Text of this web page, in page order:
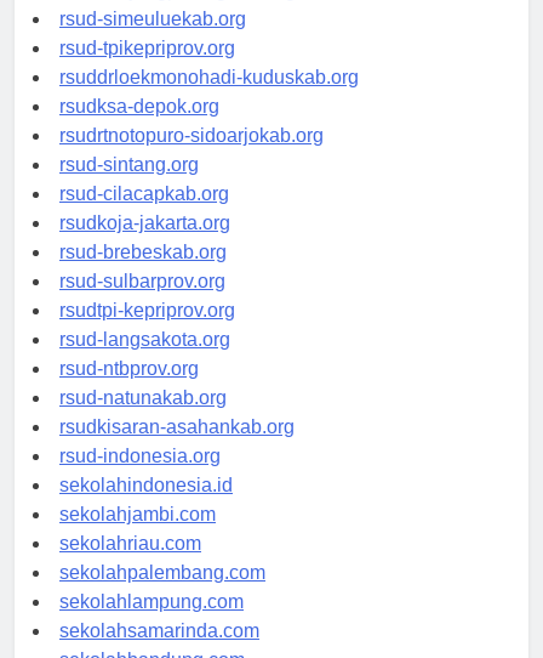
rsud-tanjungpinangkota.org
rsud-simeuluekab.org
rsud-tpikepriprov.org
rsuddrloekmonohadi-kuduskab.org
rsudksa-depok.org
rsudrtnotopuro-sidoarjokab.org
rsud-sintang.org
rsud-cilacapkab.org
rsudkoja-jakarta.org
rsud-brebeskab.org
rsud-sulbarprov.org
rsudtpi-kepriprov.org
rsud-langsakota.org
rsud-ntbprov.org
rsud-natunakab.org
rsudkisaran-asahankab.org
rsud-indonesia.org
sekolahindonesia.id
sekolahjambi.com
sekolahriau.com
sekolahpalembang.com
sekolahlampung.com
sekolahsamarinda.com